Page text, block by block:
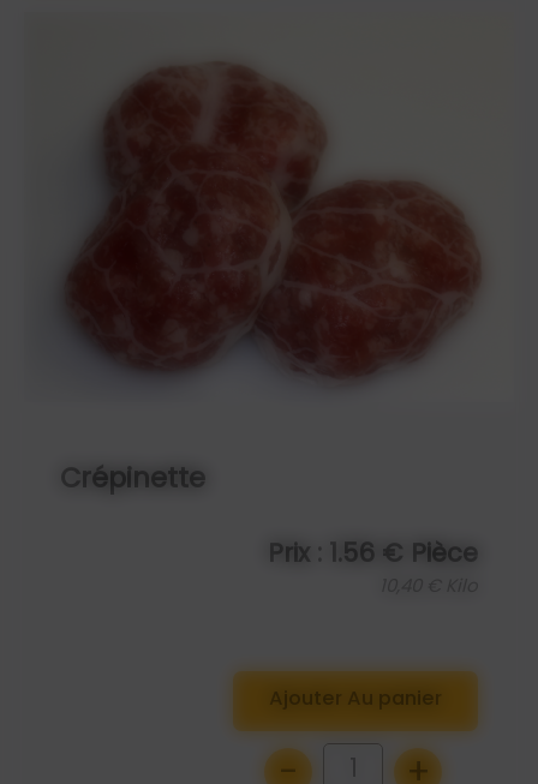
Crépinette
Prix : 1.56 € Pièce
Ajouter Au panier
- +